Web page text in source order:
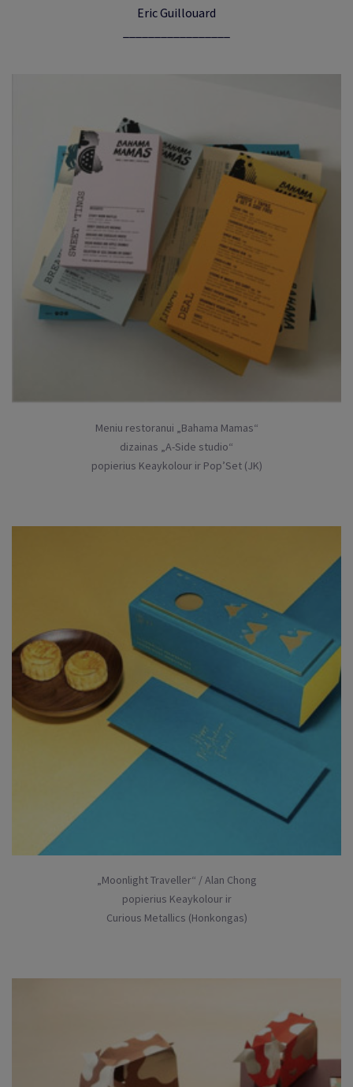
Eric Guillouard
Meniu restoranui „Bahama Mamas“
dizainas „A-Side studio“
popierius Keaykolour ir Pop’Set (JK)
„Moonlight Traveller“ / Alan Chong
popierius Keaykolour ir
Curious Metallics (Honkongas)